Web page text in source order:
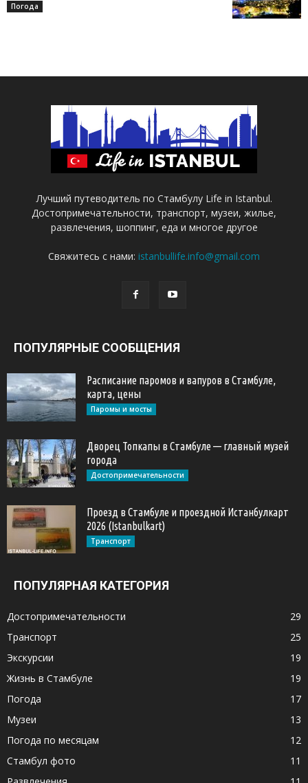
Погода
Лучший путеводитель по Стамбулу Life in Istanbul.
Достопримечательности, транспорт, музеи, жилье,
развлечения, шоппинг, еда и многое другое
Свяжитесь с нами: istanbullife.info@gmail.com
ПОПУЛЯРНЫЕ СООБЩЕНИЯ
Расписание паромов и вапуров в Стамбуле,
карта, цены
Паромы и мосты
Дворец Топкапы в Стамбуле — главный музей
города
Достопримечательности
Проезд в Стамбуле и проездной Истанбулкарт
2026 (Istanbulkart)
Транспорт
ПОПУЛЯРНАЯ КАТЕГОРИЯ
Достопримечательности
29
Транспорт
25
Экскурсии
19
Жизнь в Стамбуле
19
Погода
17
Музеи
13
Погода по месяцам
12
Стамбул фото
11